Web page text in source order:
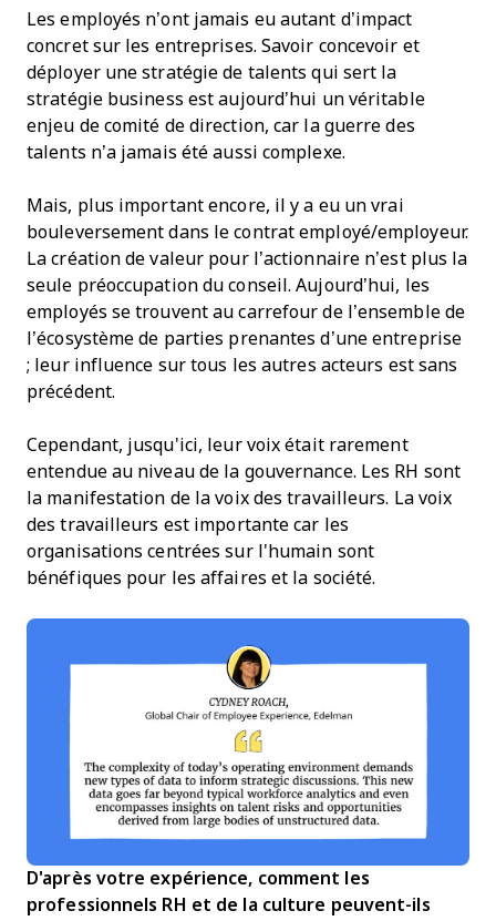
Les employés n’ont jamais eu autant d’impact
concret sur les entreprises. Savoir concevoir et
déployer une stratégie de talents qui sert la
stratégie business est aujourd’hui un véritable
enjeu de comité de direction, car la guerre des
talents n’a jamais été aussi complexe.
Mais, plus important encore, il y a eu un vrai
bouleversement dans le contrat employé/employeur.
La création de valeur pour l’actionnaire n’est plus la
seule préoccupation du conseil. Aujourd’hui, les
employés se trouvent au carrefour de l’ensemble de
l’écosystème de parties prenantes d’une entreprise
; leur influence sur tous les autres acteurs est sans
précédent.
Cependant, jusqu'ici, leur voix était rarement
entendue au niveau de la gouvernance. Les RH sont
la manifestation de la voix des travailleurs. La voix
des travailleurs est importante car les
organisations centrées sur l'humain sont
bénéfiques pour les affaires et la société.
D'après votre expérience, comment les
professionnels RH et de la culture peuvent-ils